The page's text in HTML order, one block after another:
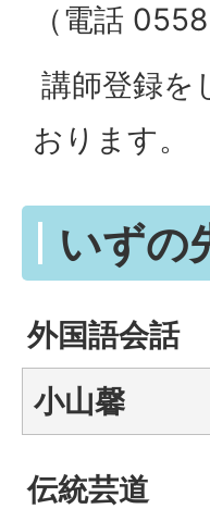
（電話
講師登録を
おります。
いずの
外国語会話
小山馨
伝統芸道